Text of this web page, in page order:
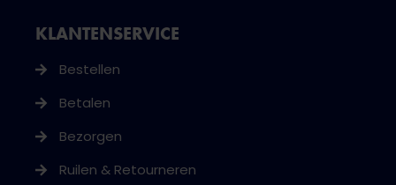
KLANTENSERVICE
Bestellen
Betalen
Bezorgen
Ruilen & Retourneren